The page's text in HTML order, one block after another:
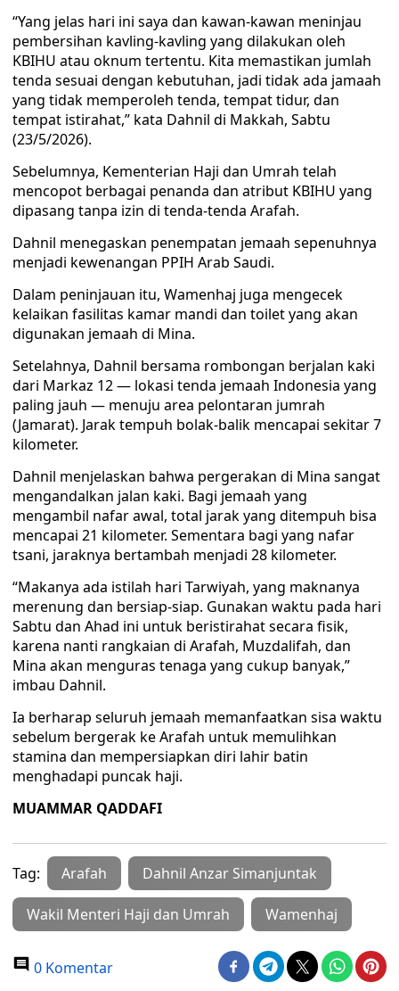
“Yang jelas hari ini saya dan kawan-kawan meninjau
pembersihan kavling-kavling yang dilakukan oleh
KBIHU atau oknum tertentu. Kita memastikan jumlah
tenda sesuai dengan kebutuhan, jadi tidak ada jamaah
yang tidak memperoleh tenda, tempat tidur, dan
tempat istirahat,” kata Dahnil di Makkah, Sabtu
(23/5/2026).
Sebelumnya, Kementerian Haji dan Umrah telah
mencopot berbagai penanda dan atribut KBIHU yang
dipasang tanpa izin di tenda-tenda Arafah.
Dahnil menegaskan penempatan jemaah sepenuhnya
menjadi kewenangan PPIH Arab Saudi.
Dalam peninjauan itu, Wamenhaj juga mengecek
kelaikan fasilitas kamar mandi dan toilet yang akan
digunakan jemaah di Mina.
Setelahnya, Dahnil bersama rombongan berjalan kaki
dari Markaz 12 — lokasi tenda jemaah Indonesia yang
paling jauh — menuju area pelontaran jumrah
(Jamarat). Jarak tempuh bolak-balik mencapai sekitar 7
kilometer.
Dahnil menjelaskan bahwa pergerakan di Mina sangat
mengandalkan jalan kaki. Bagi jemaah yang
mengambil nafar awal, total jarak yang ditempuh bisa
mencapai 21 kilometer. Sementara bagi yang nafar
tsani, jaraknya bertambah menjadi 28 kilometer.
“Makanya ada istilah hari Tarwiyah, yang maknanya
merenung dan bersiap-siap. Gunakan waktu pada hari
Sabtu dan Ahad ini untuk beristirahat secara fisik,
karena nanti rangkaian di Arafah, Muzdalifah, dan
Mina akan menguras tenaga yang cukup banyak,”
imbau Dahnil.
Ia berharap seluruh jemaah memanfaatkan sisa waktu
sebelum bergerak ke Arafah untuk memulihkan
stamina dan mempersiapkan diri lahir batin
menghadapi puncak haji.
MUAMMAR QADDAFI
Tag: Arafah Dahnil Anzar Simanjuntak
Wakil Menteri Haji dan Umrah Wamenhaj
0 Komentar